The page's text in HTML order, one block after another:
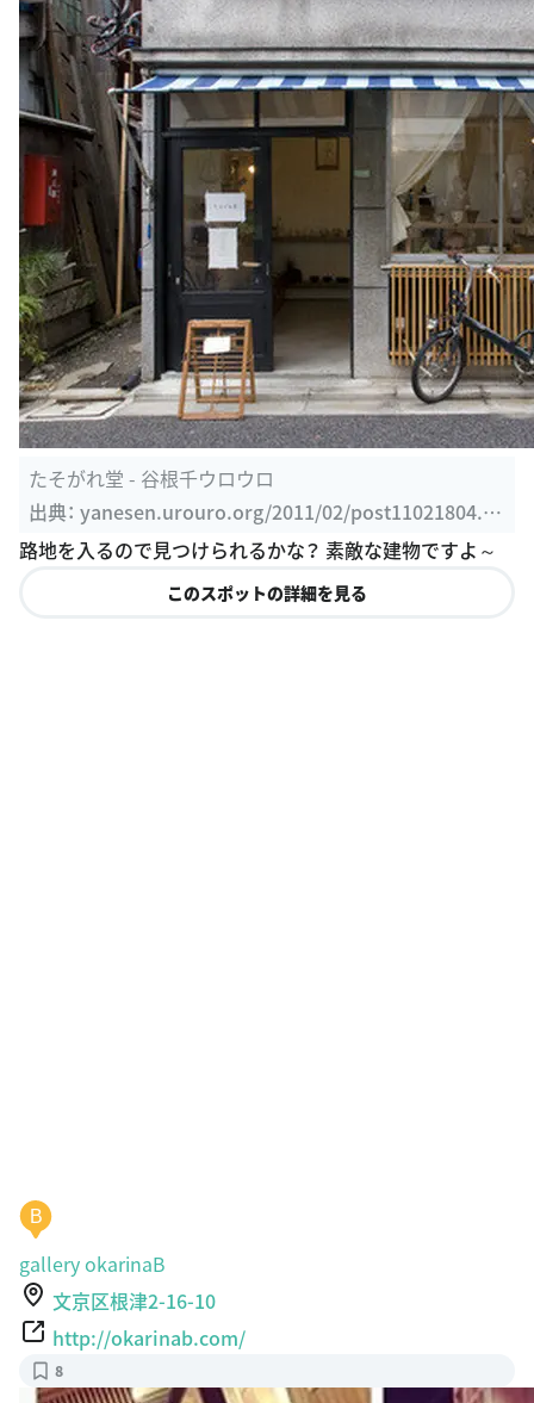
たそがれ堂 - 谷根千ウロウロ
出典： yanesen.urouro.org/2011/02/post11021804.ht
ml
路地を入るので見つけられるかな？ 素敵な建物ですよ～
このスポットの詳細を見る
B
gallery okarinaB
文京区根津2-16-10
http://okarinab.com/
8